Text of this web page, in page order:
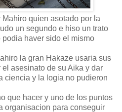
quien asotado por la
un segundo e hiso un trato
haver sido el mismo
la gran Hakaze usaria sus
asesinato de su Aika y dar
ciencia y la logia no pudieron
que hacer y uno de los puntos
organisacion para conseguir